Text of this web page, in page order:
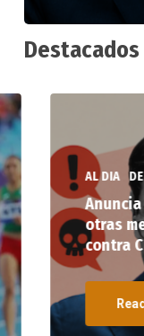
Destacados
AL DIA
otras
contra